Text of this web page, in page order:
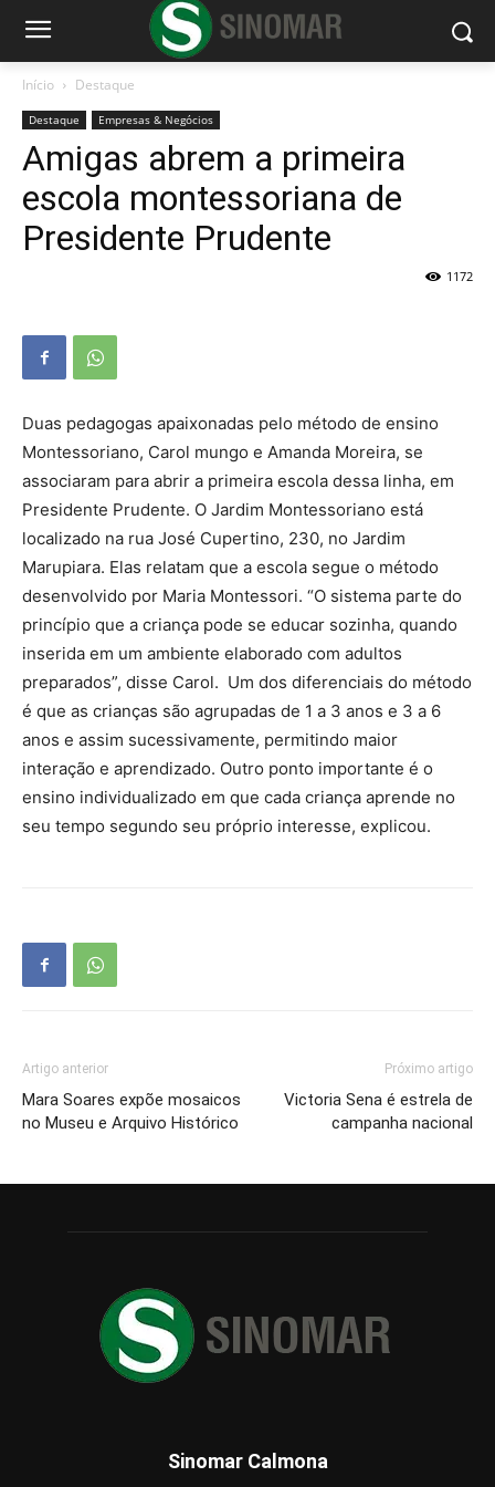
Início Destaque
Destaque Empresas & Negócios
Amigas abrem a primeira
escola montessoriana de
Presidente Prudente
1172
Duas pedagogas apaixonadas pelo método de ensino
Montessoriano, Carol mungo e Amanda Moreira, se
associaram para abrir a primeira escola dessa linha, em
Presidente Prudente. O Jardim Montessoriano está
localizado na rua José Cupertino, 230, no Jardim
Marupiara. Elas relatam que a escola segue o método
desenvolvido por Maria Montessori. “O sistema parte do
princípio que a criança pode se educar sozinha, quando
inserida em um ambiente elaborado com adultos
preparados”, disse Carol. Um dos diferenciais do método
é que as crianças são agrupadas de 1 a 3 anos e 3 a 6
anos e assim sucessivamente, permitindo maior
interação e aprendizado. Outro ponto importante é o
ensino individualizado em que cada criança aprende no
seu tempo segundo seu próprio interesse, explicou.
Artigo anterior
Mara Soares expõe mosaicos
no Museu e Arquivo Histórico
Próximo artigo
Victoria Sena é estrela de
campanha nacional
Sinomar Calmona